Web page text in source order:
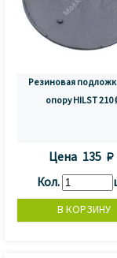
Резиновая
опору HILST 210
Цена 135 
Кол.